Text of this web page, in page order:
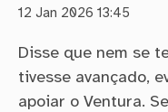
12 Jan 2026 13:45
Disse que nem se
tivesse avançado,
apoiar o Ventura.